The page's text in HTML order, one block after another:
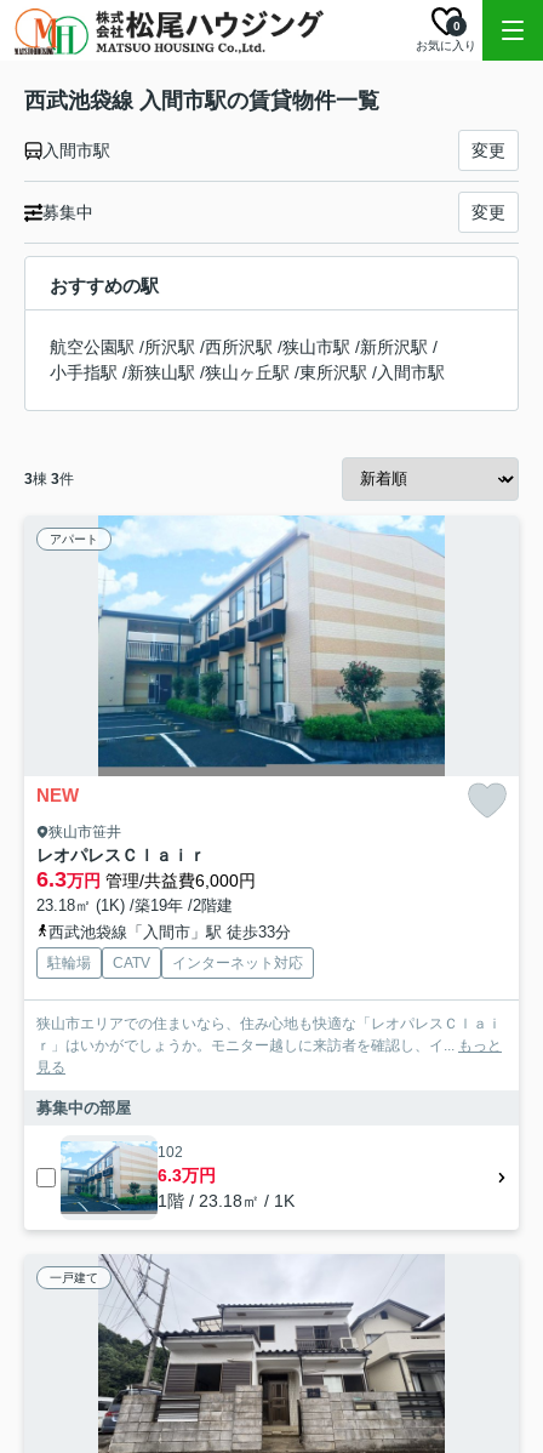
お気に入り
0
西武池袋線 入間市駅の賃貸物件一覧
入間市駅 変更
募集中 変更
おすすめの駅
航空公園駅 /所沢駅 /西所沢駅 /狭山市駅 /新所沢駅 /
小手指駅 /新狭山駅 /狭山ヶ丘駅 /東所沢駅 /入間市駅
3棟 3件
アパート
NEW
狭山市笹井
レオパレスＣｌａｉｒ
6.3万円 管理/共益費6,000円
23.18㎡ (1K) /築19年 /2階建
西武池袋線「入間市」駅 徒歩33分
駐輪場 CATV インターネット対応
狭山市エリアでの住まいなら、住み心地も快適な「レオパレスＣｌａｉ
ｒ」はいかがでしょうか。モニター越しに来訪者を確認し、イ... もっと
見る
募集中の部屋
102
6.3万円
1階 / 23.18㎡ / 1K
一戸建て